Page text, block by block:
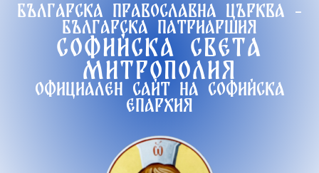
Българска православна църква -
Българска патриаршия
Софийска света
митрополия
Официален сайт на софийска
епархия